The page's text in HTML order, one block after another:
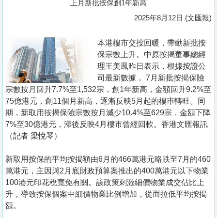
置
業
手
冊
關
於
我
們
上月新批按保創1年新高
2025年8月12日 (文匯報)
本港樓市交投回暖，帶動新批按
保宗數上升。中原按揭董事總經
理王美鳳昨日表示，根據按證公
司最新數據， 7月新批按揭保險
宗數按月回升7.7%至1,532宗，創1年新高，金額回升9.2%至
75億港元，創11個月新高，逐漸反映5月起的樓巿轉旺。同
期，新取用按揭保險宗數按月減少10.4%至629宗，金額下降
7%至30億港元，滯後反映4月樓市曾經回軟。香港文匯報訊
（記者 梁悅琴）
新取用按保的平均按揭額由6月的466萬港元略跌至7月的460
萬港元，主因與2月底財政預算案推出的400萬港元以下物業
100港元印花稅寬免有關。該政策刺激細價物業成交佔比上
升，導致按保個案中細價物業比例增加，從而拉低平均按揭
額。